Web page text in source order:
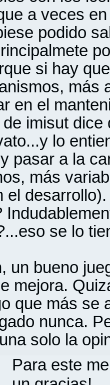
a veces
podido
si hay
más
en el
imisut
lo
pasar a la
más
el
se lo
un bueno
mejora.
que más se
nunca.
solo la
Para este